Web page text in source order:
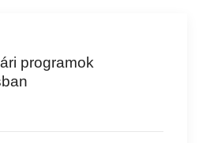
programok